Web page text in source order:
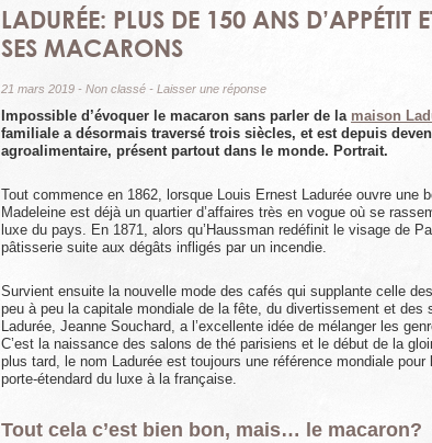
LADURÉE: PLUS DE 150 ANS D’APPÉTIT
SES MACARONS
21 mars 2019 - Non classé - Laisser une réponse
Impossible d’évoquer le macaron sans parler de la maison
familiale a désormais traversé trois siècles, et est depuis
agroalimentaire, présent partout dans le monde. Portrait.
Tout commence en 1862, lorsque Louis Ernest Ladurée ouvre une
Madeleine est déjà un quartier d’affaires très en vogue où se
luxe du pays. En 1871, alors qu’Haussman redéfinit le visage de
pâtisserie suite aux dégâts infligés par un incendie.
Survient ensuite la nouvelle mode des cafés qui supplante celle
peu à peu la capitale mondiale de la fête, du divertissement et des
Ladurée, Jeanne Souchard, a l’excellente idée de mélanger les
C’est la naissance des salons de thé parisiens et le début de la
plus tard, le nom Ladurée est toujours une référence mondiale
porte-étendard du luxe à la française.
Tout cela c’est bien bon, mais… le macaron?